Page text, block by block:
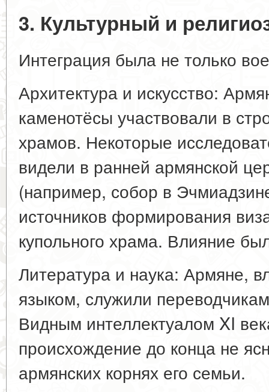
3. Культурный и
Интеграция была не только
Архитектура и искусство:
каменотёсы участвовали в
храмов. Некоторые
видели в ранней армянской
(например, собор в
источников формирования
купольного храма. Влияние
Литература и наука: Армяне,
языком, служили
Видным интеллектуалом XI
происхождение до конца не
армянских корнях его семьи.